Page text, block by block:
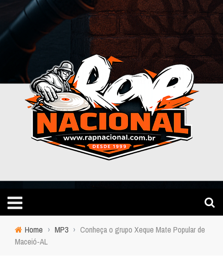
Home › MP3 › Conheça o grupo Xeque Mate Popular de
Maceió-AL